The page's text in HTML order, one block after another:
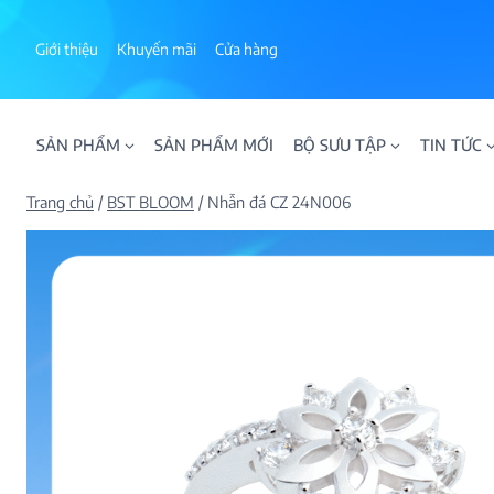
Giới thiệu Khuyến mãi Cửa hàng
SẢN PHẨM SẢN PHẨM MỚI BỘ SƯU TẬP
ALPHA AURA
BST BLOOM
BST NHẪN KIM
BST NHẪN NAM
BST SWEETIES
FAMILY
TIN TỨC
Trang chủ / BST BLOOM / Nhẫn đá CZ 24N006